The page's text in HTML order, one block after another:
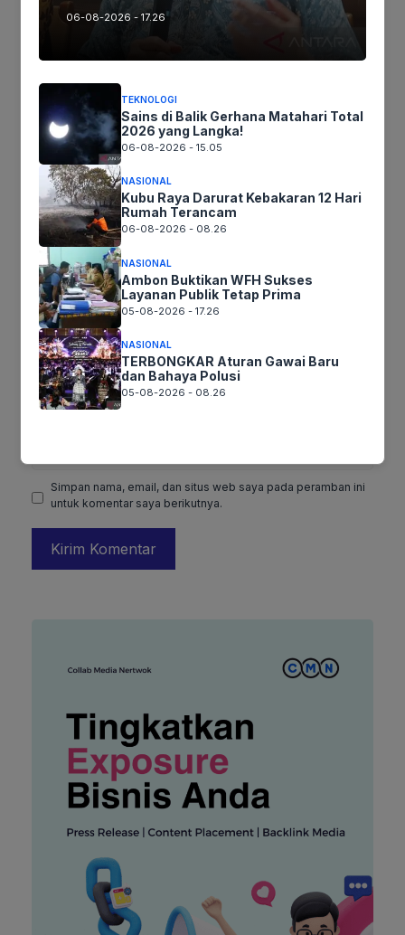
Ikuti kami :
Tinggalkan komentar
Komentar
Nama
Surel
web
Simpan nama, email, dan situs web saya pada peramban ini
untuk komentar saya berikutnya.
06-08-2026 - 17.26
TEKNOLOGI
Sains di Balik Gerhana Matahari Total
2026 yang Langka!
06-08-2026 - 15.05
NASIONAL
Kubu Raya Darurat Kebakaran 12 Hari
Rumah Terancam
06-08-2026 - 08.26
NASIONAL
Ambon Buktikan WFH Sukses
Layanan Publik Tetap Prima
05-08-2026 - 17.26
NASIONAL
TERBONGKAR Aturan Gawai Baru
dan Bahaya Polusi
05-08-2026 - 08.26